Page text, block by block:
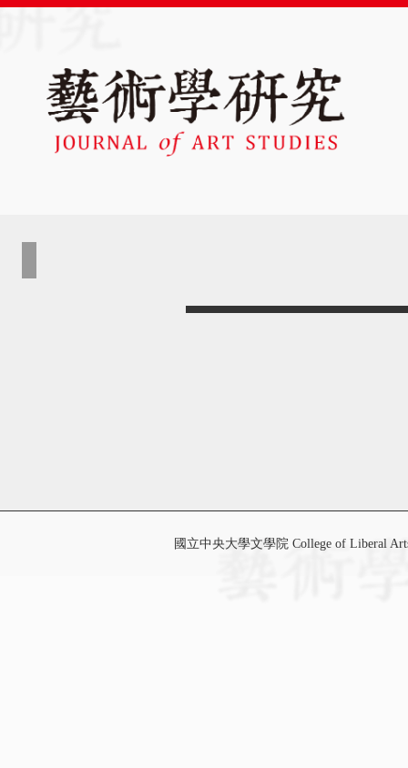
國立中央大學文學院 College of Liberal